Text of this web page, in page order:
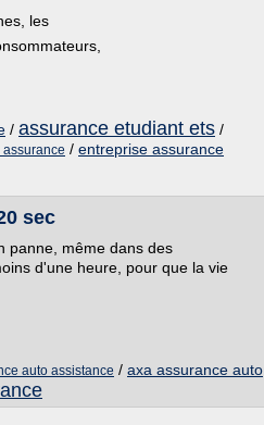
les
/ assurance etudiant ets /
/ entreprise assurance
sec
panne, même dans des
d'une heure, pour que la vie
auto assistance / axa assurance auto